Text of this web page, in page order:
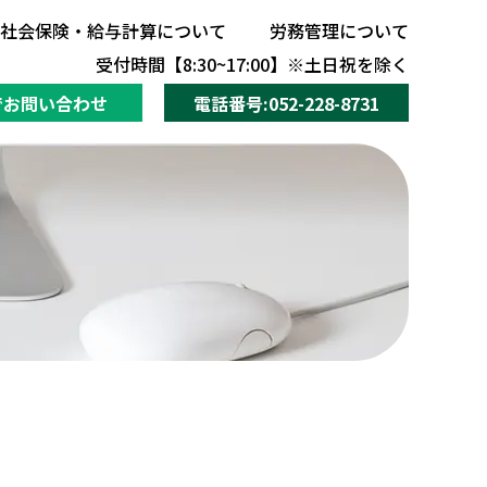
社会保険・給与計算について
労務管理について
受付時間【8:30~17:00】※土日祝を除く
問い合わせ
電話番号:052-228-8731
社会保険・給与計算について 労務管理について